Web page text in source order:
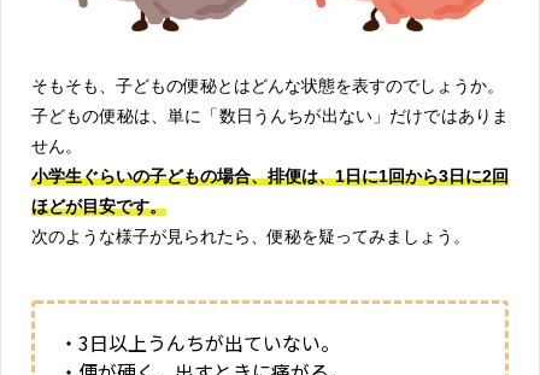
そもそも、子どもの便秘とはどんな状態を表すのでしょうか。
子どもの便秘は、単に「数日うんちが出ない」だけではありま
せん。
小学生ぐらいの子どもの場合、排便は、1日に1回から3日に2回
ほどが目安です。
次のような様子が見られたら、便秘を疑ってみましょう。
・3日以上うんちが出ていない。